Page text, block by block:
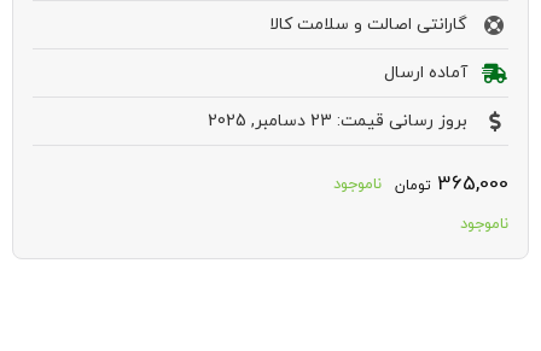
گارانتی اصالت و سلامت کالا
آماده ارسال
بروز رسانی قیمت: 23 دسامبر, 2025
365,000 تومان
ناموجود
ناموجود